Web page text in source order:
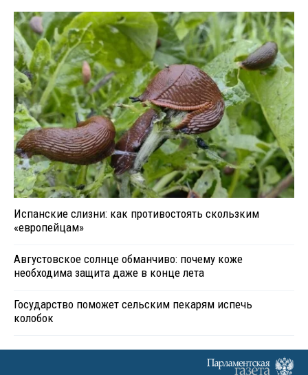
Испанские слизни: как противостоять скользким
«европейцам»
Августовское солнце обманчиво: почему коже
необходима защита даже в конце лета
Государство поможет сельским пекарям испечь
колобок